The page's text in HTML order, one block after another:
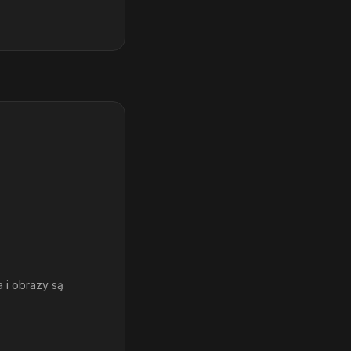
i obrazy są